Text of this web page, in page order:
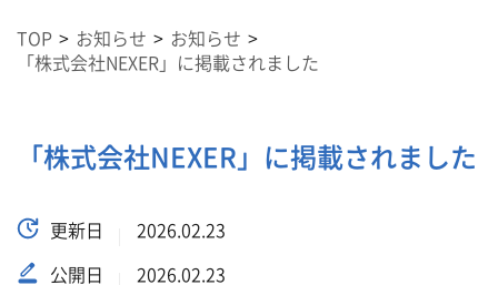
TOP お知らせ
お知らせ
「株式会社NEXER」に掲載されました
「株式会社NEXER」に掲載されました
更新日 2026.02.23
公開日 2026.02.23